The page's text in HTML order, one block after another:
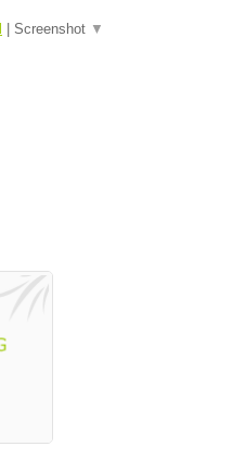
Screenshot ▼